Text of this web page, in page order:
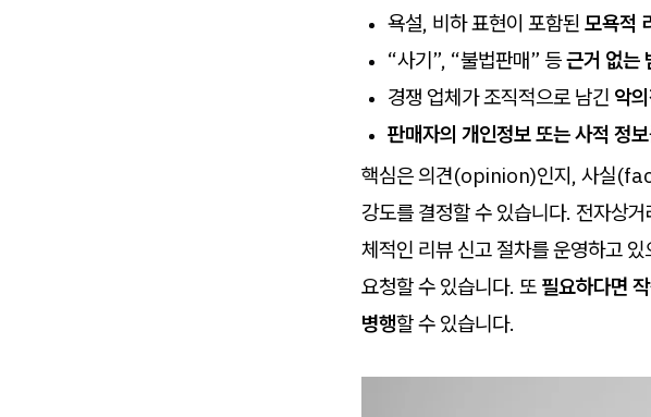
욕설, 비하 표현이 포함된 모욕적
“사기”, “불법판매” 등근거 없는
경쟁 업체가 조직적으로 남긴 악
판매자의 개인정보 또는 사적 정
핵심은 의견(opinion)인지, 사실
강도를 결정할 수 있습니다. 전자상
체적인 리뷰 신고 절차를 운영하고
요청할 수 있습니다. 또 필요하다면
병행할 수 있습니다.